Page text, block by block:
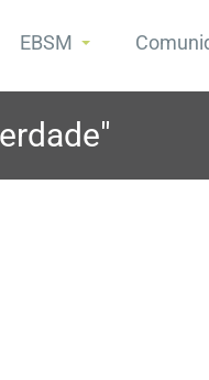
EBSM